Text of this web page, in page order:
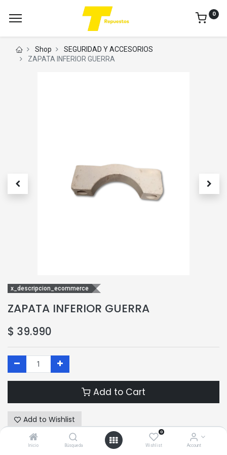
Inicio Búsqueda
0
Wishlist Account
0
Shop
SEGURIDAD Y ACCESORIOS
ZAPATA INFERIOR GUERRA
x_descripcion_ecommerce
ZAPATA INFERIOR GUERRA
$ 39.990
Add to Cart
Add to Wishlist
Terms and Conditions